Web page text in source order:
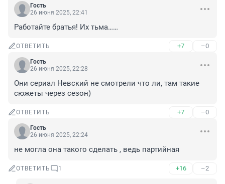
Гость
26 июня 2025, 22:41
Работайте братья! Их тьма……
ОТВЕТИТЬ +7 –0
Гость
26 июня 2025, 22:28
Они сериал Невский не смотрели что ли, там такие
сюжеты через сезон)
ОТВЕТИТЬ +7 –0
Гость
26 июня 2025, 22:24
не могла она такого сделать , ведь партийная
ОТВЕТИТЬ 1 +16 –2